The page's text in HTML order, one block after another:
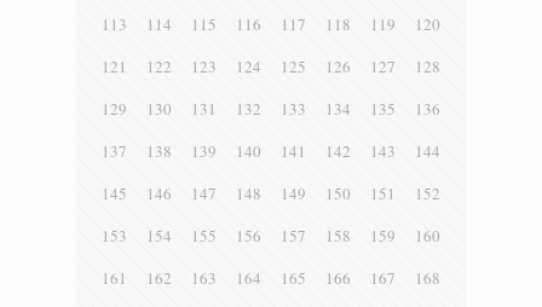
113
114 115 116 117 118 119
120
121
122 123 124 125 126 127
128
129
130 131 132 133 134 135
136
137
138 139 140 141 142 143
144
145
146 147 148 149 150 151
152
153
154 155 156 157 158 159
160
161
162 163 164 165 166 167
168